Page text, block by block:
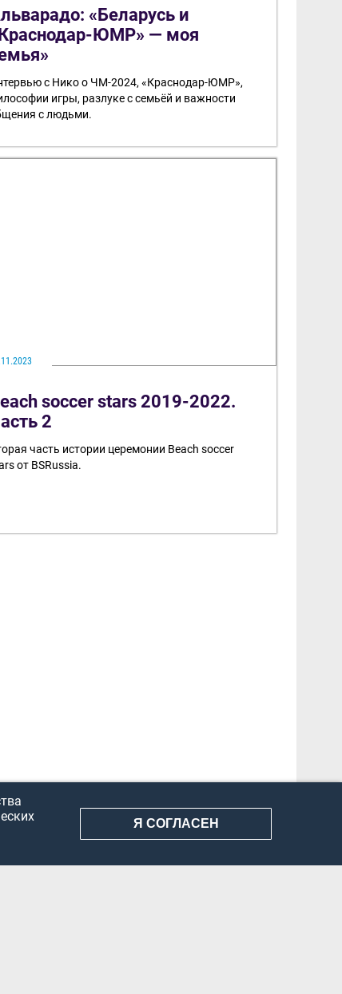
«Беларусь и
ЮМР» — моя
с Нико о ЧМ-2024, «Краснодар-ЮМР»,
игры, разлуке с семьёй и важности
с людьми.
soccer stars 2019-2022.
2
часть истории церемонии Beach soccer
от BSRussia.
КОНФИДЕНЦИАЛЬНОСТЬ
Я СОГЛАСЕН